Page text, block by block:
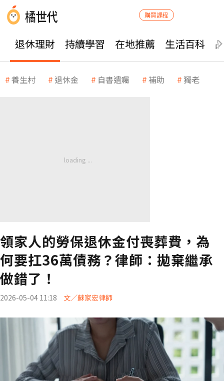
購買課程
退休理財 持續學習 在地推薦 生活百科
養生村 退休金 自書遺囑 補助 獨老
領家人的勞保退休金付喪葬費，為
何要扛36萬債務？律師：拋棄繼承
做錯了！
2026-05-04 11:18 文／蘇家宏律師